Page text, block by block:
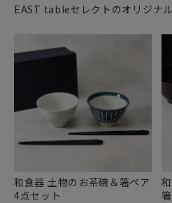
EAST tableセレクトのオリジナル
和食器 土物のお茶碗＆箸ペア
4点セット